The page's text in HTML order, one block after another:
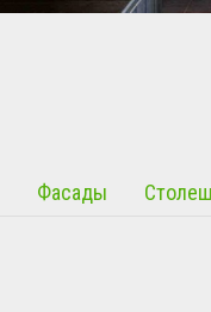
Фасады